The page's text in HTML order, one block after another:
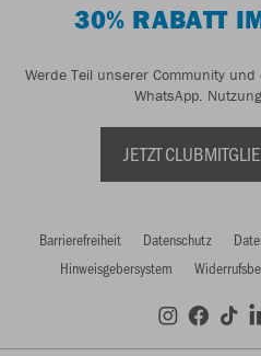
30% RABATT
Werde Teil unserer Community
WhatsApp.
JETZT
Barrierefreiheit Datenschutz
Hinweisgebersystem